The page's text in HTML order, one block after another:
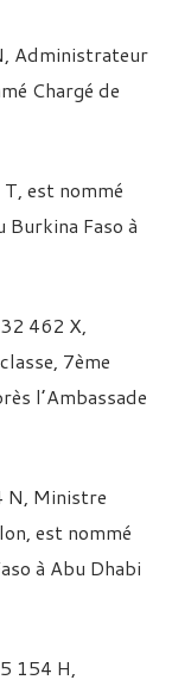
Administrateur
Chargé de
est nommé
Burkina Faso à
462 X,
7ème
l’Ambassade
N, Ministre
est nommé
à Abu Dhabi
154 H,